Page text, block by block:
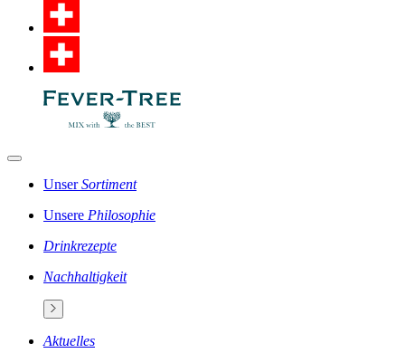
UnserSortiment
Unsere Philosophie
Drinkrezepte
Nachhaltigkeit
Aktuelles